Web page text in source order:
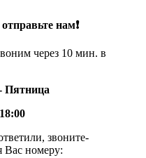
нам❗️
через 10 мин. в
Пятница
звоните-
Вас номеру: